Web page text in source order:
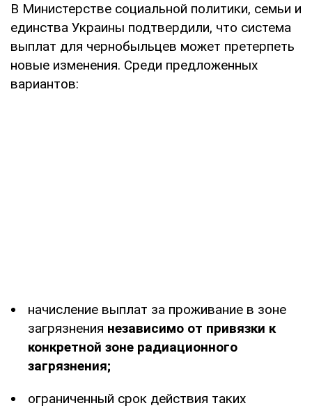
В Министерстве социальной политики, семьи и
единства Украины подтвердили, что система
выплат для чернобыльцев может претерпеть
новые изменения. Среди предложенных
вариантов:
начисление выплат за проживание в зоне
загрязнения независимо от привязки к
конкретной зоне радиационного
загрязнения;
ограниченный срок действия таких